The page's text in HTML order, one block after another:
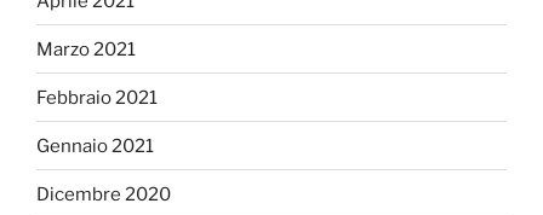
Marzo 2021
Febbraio 2021
Gennaio 2021
Dicembre 2020